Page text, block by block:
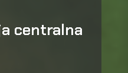
centralna